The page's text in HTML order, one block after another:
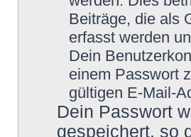
Beiträge, die als
erfasst werden
Dein
einem Passwort
gültigen E-Mail-
Dein Passwort
gespeichert, so